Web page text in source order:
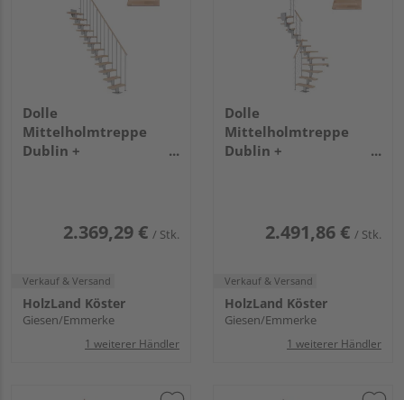
Dolle
Mittelholmtreppe
Dublin +
Metallkomp perlgrau
2.369,29 € / Stk.
Verkauf & Versand
HolzLand Köster
Giesen/Emmerke
1 weiterer Händler
Dolle
Mittelholmtreppe
Dublin +
Metallkomp perlgrau
2.491,86 € / Stk.
Verkauf & Versand
HolzLand Köster
Giesen/Emmerke
1 weiterer Händler